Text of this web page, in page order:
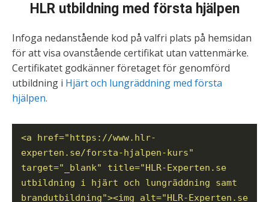
HLR utbildning med första hjälpen
Infoga nedanstående kod på valfri plats på hemsidan
för att visa ovanstående certifikat utan vattenmärke.
Certifikatet godkänner företaget för genomförd
utbildning i Hjärt och lungräddning med första
hjälpen.
<a href="https://www.hlr-
experten.se/forsta-hjalpen-kurs"
target="_blank" title="HLR-Experten.se
utbildning i hjärt och lungräddning samt
brandutbildning"><img alt="HLR-Experten.se